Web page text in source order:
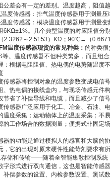
公差会有一定的差别。温度越高，阻值
度传感器：排气温度传感器用于测量
度传感器：模块温度传感器用于测量
6KΩ±1%。几个典型温度的对应阻值
～2.5153）KΩ；90℃→（0.6671
温度传感器现货的常见种类： 的种类很
等。温度传感器不但种类繁多，而且组
：根据电阻阻值、热电偶的电势随温度
传感器将控制对象的温度参数变成电信
、热电偶的接线盒内，与现场传感元件
节省了补偿导线和电缆，而且减少了信
传感器广泛应用于化工、冶金、石油、
温度采集；运动物体上的温度采集；不
的工作场合的数据测量；便携式非固定场
器的功能是通过模拟人的感官和大脑的
，它的出现对原来硬件性能苛刻要求有
存储和传输——随着全智能集散控制系统
字形式进行双向通信，这也是智能传感
补偿参数的设置、内检参数设置、测试数